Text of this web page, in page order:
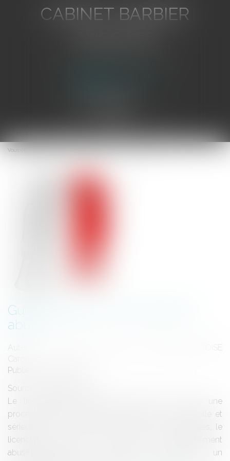
CABINET BARBIER
Ouvrir
le
Vous êtes ici :
Guide pratique: le licenciement
abusif
Auteurs : LAVERNE Christelle, OLLAGNON-DELROISE
Carole
Publié le :
Source :
Le licenciement, pour être valable, doit suivre une
procédure stricte et être justifié par une cause réelle et
sérieuse. Si ces conditions ne sont pas respectées, le
licenciement pourra être qualifié de licenciement
abusif.Licenciement: comment caractériser un